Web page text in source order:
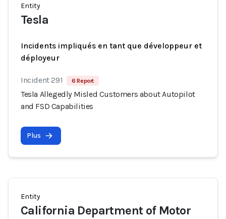
Entity
Tesla
Incidents impliqués en tant que développeur et
déployeur
Incident 291 6 Report
Tesla Allegedly Misled Customers about Autopilot
and FSD Capabilities
Plus
Entity
California Department of Motor